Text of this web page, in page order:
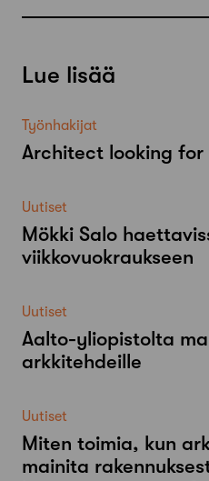
Lue lisää
Työnhakijat
Architect looking for
Uutiset
Mökki Salo
viikkovuokraukseen
Uutiset
Aalto-​yliopistolta
arkkitehdeille
Uutiset
Miten toimia, kun
mainita